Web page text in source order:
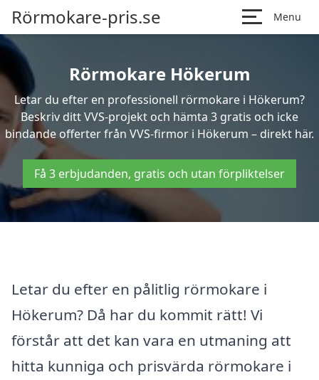
Rörmokare-pris.se Menu
Rörmokare Hökerum
Letar du efter en professionell rörmokare i Hökerum?
Beskriv ditt VVS-projekt och hämta 3 gratis och icke
bindande offerter från VVS-firmor i Hökerum – direkt här.
Få 3 erbjudanden, gratis och utan förpliktelser
Letar du efter en pålitlig rörmokare i
Hökerum? Då har du kommit rätt! Vi
förstår att det kan vara en utmaning att
hitta kunniga och prisvärda rörmokare i